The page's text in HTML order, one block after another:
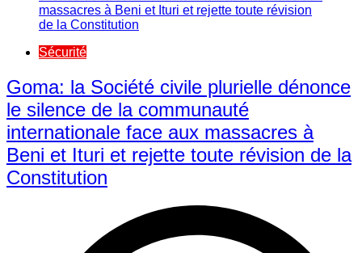
Sécurité
Goma: la Société civile plurielle dénonce
le silence de la communauté
internationale face aux massacres à
Beni et Ituri et rejette toute révision de la
Constitution